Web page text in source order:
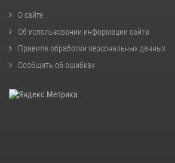
О сайте
Об использовании информации сайта
Правила обработки персональных данных
Сообщить об ошибках